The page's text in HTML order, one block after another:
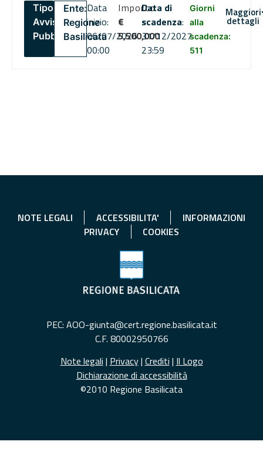
Tipo:
Avviso
Pubblico
Ente:
Regione
Basilicata
Data
inizio:
06/07/2026
00:00
Importo
€
5,500,000
Data di
scadenza:
31/12/2027
23:59
Giorni
alla
scadenza:
511
Maggiori
dettagli
NOTE LEGALI ACCESSIBILITA'
INFORMAZIONI
PRIVACY
COOKIES
PEC: AOO-giunta@cert.regione.basilicata.it
C.F. 80002950766
Note legali | Privacy| Crediti | Il Logo
Dichiarazione di accessibilità
©2010 Regione Basilicata